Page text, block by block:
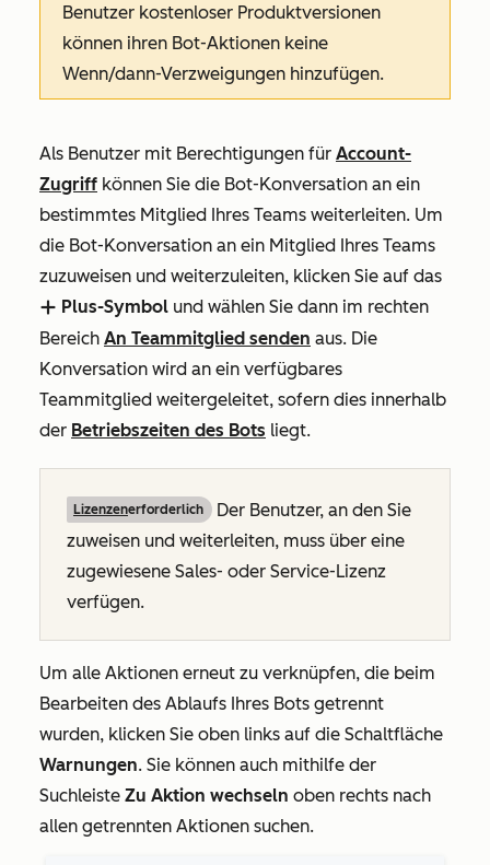
Benutzer kostenloser Produktversionen
können ihren Bot-Aktionen keine
Wenn/dann-Verzweigungen hinzufügen.
Als Benutzer mit Berechtigungen für Account-
Zugriff können Sie die Bot-Konversation an ein
bestimmtes Mitglied Ihres Teams weiterleiten. Um
die Bot-Konversation an ein Mitglied Ihres Teams
zuzuweisen und weiterzuleiten, klicken Sie auf das
add Plus-Symbol und wählen Sie dann im rechten
Bereich An Teammitglied senden aus. Die
Konversation wird an ein verfügbares
Teammitglied weitergeleitet, sofern dies innerhalb
der Betriebszeiten des Bots liegt.
Lizenzenerforderlich
Der Benutzer, an den Sie
zuweisen und weiterleiten, muss über eine
zugewiesene Sales- oder Service-Lizenz
verfügen.
Um alle Aktionen erneut zu verknüpfen, die beim
Bearbeiten des Ablaufs Ihres Bots getrennt
wurden, klicken Sie oben links auf die Schaltfläche
Warnungen. Sie können auch mithilfe der
Suchleiste Zu Aktion wechseln oben rechts nach
allen getrennten Aktionen suchen.